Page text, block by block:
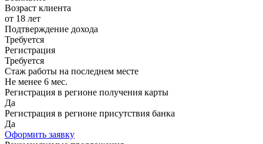
Возраст клиента
от 18 лет
Подтверждение дохода
Требуется
Регистрация
Требуется
Стаж работы на последнем месте
Не менее 6 мес.
Регистрация в регионе получения карты
Да
Регистрация в регионе присутствия банка
Да
Оформить заявку